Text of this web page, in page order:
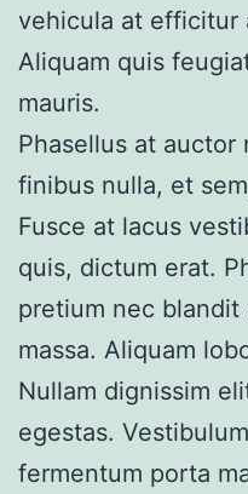
vehicula at efficitur
Aliquam quis
mauris.
Phasellus at
finibus nulla, et
Fusce at lacus
quis, dictum erat.
pretium nec
massa. Aliquam
Nullam dignissim
egestas.
fermentum porta